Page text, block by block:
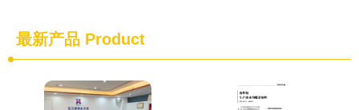
最新产品 Product